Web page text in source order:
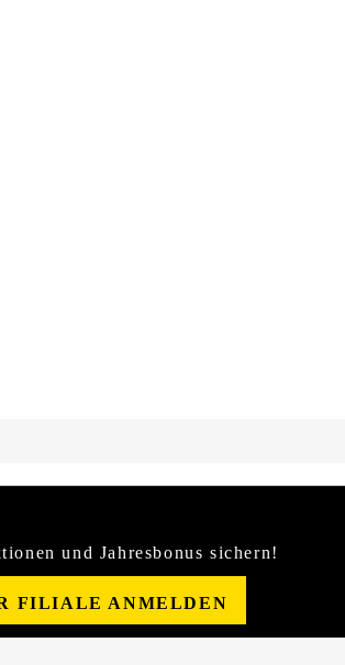
und Jahresbonus sichern!
FILIALE ANMELDEN